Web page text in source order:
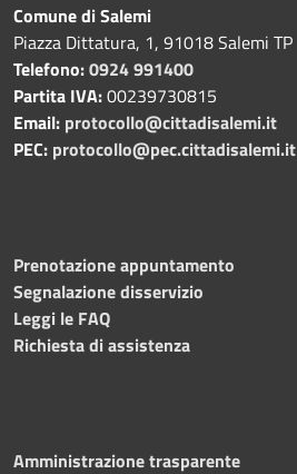
Comune di Salemi
Piazza Dittatura, 1, 91018 Salemi TP
Telefono:0924 991400
Partita IVA:00239730815
Email: protocollo@cittadisalemi.it
PEC: protocollo@pec.cittadisalemi.it
Prenotazione appuntamento
Segnalazione disservizio
Leggi le FAQ
Richiesta di assistenza
Amministrazione trasparente